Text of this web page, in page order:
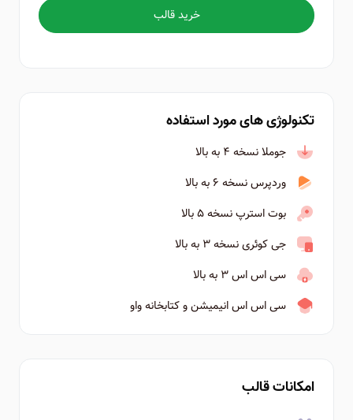
خرید قالب
تکنولوژی های مورد استفاده
جوملا نسخه ۴ به بالا
وردپرس نسخه ۶ به بالا
بوت استرپ نسخه ۵ بالا
جی کوئری نسخه ۳ به بالا
سی اس اس ۳ به بالا
سی اس اس انیمیشن و کتابخانه واو
امکانات قالب